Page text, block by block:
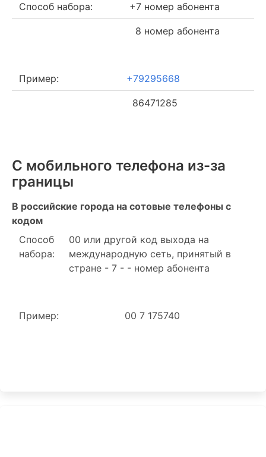
Способ набора: +7 номер абонента
8 номер абонента
Пример: +79295668
86471285
С мобильного телефона из-за
границы
В российские города на сотовые телефоны с
кодом
Способ
набора:
00 или другой код выхода на
международную сеть, принятый в
стране - 7 - - номер абонента
Пример: 00 7 175740